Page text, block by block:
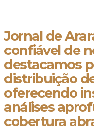
Jornal de
confiável de
destacamos
distribuição
oferecendo
análises
cobertura